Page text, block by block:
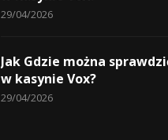
29/04/2026
Jak Gdzie można
w kasynie Vox?
29/04/2026